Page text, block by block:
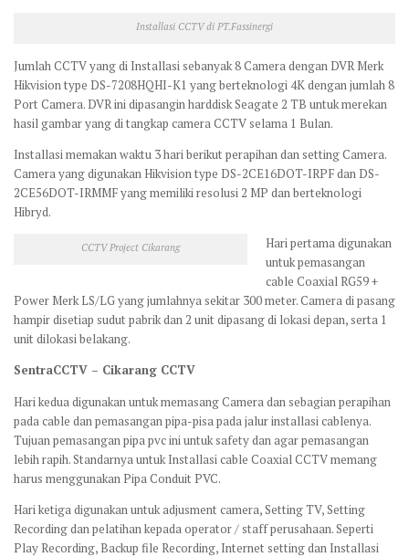
Installasi CCTV di PT.Fassinergi
Jumlah CCTV yang di Installasi sebanyak 8 Camera dengan DVR Merk
Hikvision type DS-7208HQHI-K1 yang berteknologi 4K dengan jumlah 8
Port Camera. DVR ini dipasangin harddisk Seagate 2 TB untuk merekan
hasil gambar yang di tangkap camera CCTV selama 1 Bulan.
Installasi memakan waktu 3 hari berikut perapihan dan setting Camera.
Camera yang digunakan Hikvision type DS-2CE16DOT-IRPF dan DS-
2CE56DOT-IRMMF yang memiliki resolusi 2 MP dan berteknologi
Hibryd.
CCTV Project Cikarang
Hari pertama digunakan
untuk pemasangan
cable Coaxial RG59 +
Power Merk LS/LG yang jumlahnya sekitar 300 meter. Camera di pasang
hampir disetiap sudut pabrik dan 2 unit dipasang di lokasi depan, serta 1
unit dilokasi belakang.
SentraCCTV – Cikarang CCTV
Hari kedua digunakan untuk memasang Camera dan sebagian perapihan
pada cable dan pemasangan pipa-pisa pada jalur installasi cablenya.
Tujuan pemasangan pipa pvc ini untuk safety dan agar pemasangan
lebih rapih. Standarnya untuk Installasi cable Coaxial CCTV memang
harus menggunakan Pipa Conduit PVC.
Hari ketiga digunakan untuk adjusment camera, Setting TV, Setting
Recording dan pelatihan kepada operator / staff perusahaan. Seperti
Play Recording, Backup file Recording, Internet setting dan Installasi